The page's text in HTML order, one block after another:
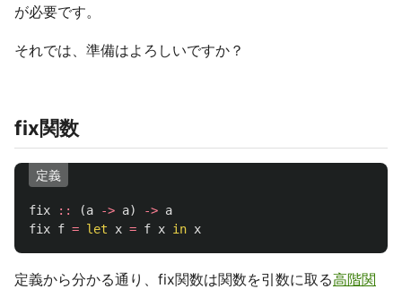
が必要です。
それでは、準備はよろしいですか？
fix関数
定義
fix :: (a -> a) -> a
fix f = let x = f x in x
定義から分かる通り、fix関数は関数を引数に取る高階関